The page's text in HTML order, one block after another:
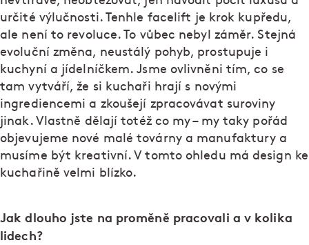
určité výlučnosti. Tenhle facelift je krok kupředu,
ale není to revoluce. To vůbec nebyl záměr. Stejná
evoluční změna, neustálý pohyb, prostupuje i
kuchyní a jídelníčkem. Jsme ovlivněni tím, co se
tam vytváří, že si kuchaři hrají s novými
ingrediencemi a zkoušejí zpracovávat suroviny
jinak. Vlastně dělají totéž co my – my taky pořád
objevujeme nové malé továrny a manufaktury a
musíme být kreativní. V tomto ohledu má design ke
kuchařině velmi blízko.
Jak dlouho jste na proměně pracovali a v kolika
lidech?